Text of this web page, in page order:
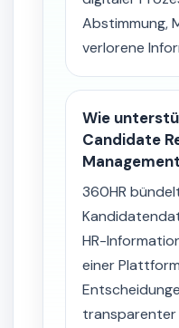
Abstimmung,
verlorene
Wie
Candidate
360HR
HR-
einer